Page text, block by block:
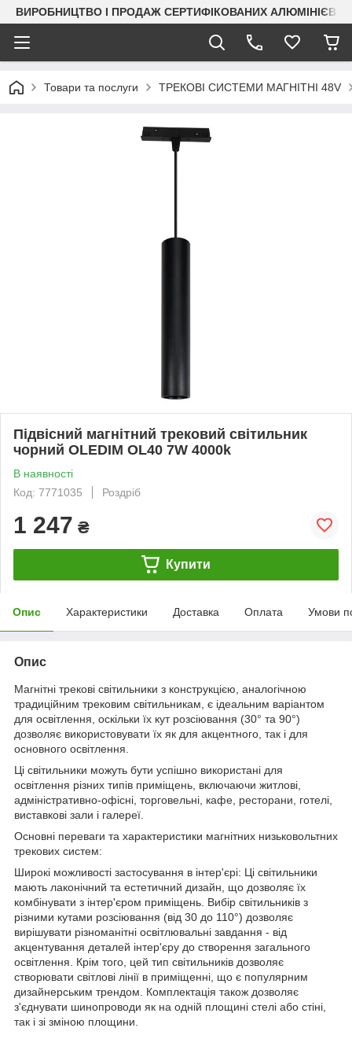
ВИРОБНИЦТВО І ПРОДАЖ СЕРТИФІКОВАНИХ
Товари та послуги ТРЕКОВІ СИСТЕМИ МАГНІТНІ 48V
Підвісний магнітний трековий світильник
чорний OLEDIM OL40 7W 4000k
В наявності
Код: 7771035
Роздріб
1 247 ₴
Купити
Опис Характеристики Доставка Оплата Умови
Опис
Магнітні трекові світильники з конструкцією, аналогічною
традиційним трековим світильникам, є ідеальним варіантом
для освітлення, оскільки їх кут розсіювання (30° та 90°)
дозволяє використовувати їх як для акцентного, так і для
основного освітлення.
Ці світильники можуть бути успішно використані для
освітлення різних типів приміщень, включаючи житлові,
адміністративно-офісні, торговельні, кафе, ресторани, готелі,
виставкові зали і галереї.
Основні переваги та характеристики магнітних низьковольтних
трекових систем:
Широкі можливості застосування в інтер'єрі: Ці світильники
мають лаконічний та естетичний дизайн, що дозволяє їх
комбінувати з інтер'єром приміщень. Вибір світильників з
різними кутами розсіювання (від 30 до 110°) дозволяє
вирішувати різноманітні освітлювальні завдання - від
акцентування деталей інтер'єру до створення загального
освітлення. Крім того, цей тип світильників дозволяє
створювати світлові лінії в приміщенні, що є популярним
дизайнерським трендом. Комплектація також дозволяє
з'єднувати шинопроводи як на одній площині стелі або стіні,
так і зі зміною площини.